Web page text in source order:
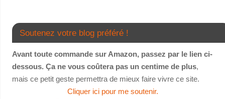
Soutenez votre blog préféré !
Avant toute commande sur Amazon, passez par le lien ci-
dessous. Ça ne vous coûtera pas un centime de plus,
mais ce petit geste permettra de mieux faire vivre ce site.
Cliquer ici pour me soutenir.